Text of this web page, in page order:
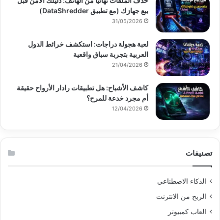
بيع جهازك (مع تطبيق DataShredder)
31/05/2026
لعبة هجولة دراجات: استكشف خرائط الدول
العربية بتجربة سباق واقعية
21/04/2026
كاشف الأشباح: هل تطبيقات رادار الأرواح حقيقة
أم مجرد خدعة للمرح؟
12/04/2026
تصنيفات
الذكاء الاصطناعي
الربح من الانترنت
العاب كمبيوتر